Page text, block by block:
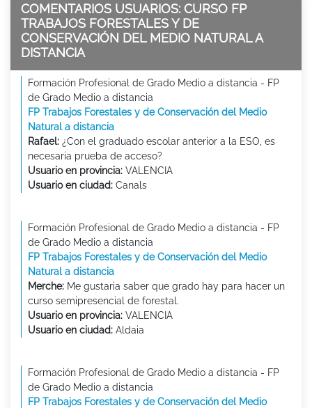
COMENTARIOS USUARIOS: CURSO FP
TRABAJOS FORESTALES Y DE
CONSERVACIÓN DEL MEDIO NATURAL A
DISTANCIA
Formación Profesional de Grado Medio a distancia - FP
de Grado Medio a distancia
FP Trabajos Forestales y de Conservación del Medio
Natural a distancia
Rafael: ¿Con el graduado escolar anterior a la ESO, es
necesaria prueba de acceso?
Usuario en provincia: VALENCIA
Usuario en ciudad: Canals
Formación Profesional de Grado Medio a distancia - FP
de Grado Medio a distancia
FP Trabajos Forestales y de Conservación del Medio
Natural a distancia
Merche: Me gustaria saber que grado hay para hacer un
curso semipresencial de forestal.
Usuario en provincia: VALENCIA
Usuario en ciudad: Aldaia
Formación Profesional de Grado Medio a distancia - FP
de Grado Medio a distancia
FP Trabajos Forestales y de Conservación del Medio